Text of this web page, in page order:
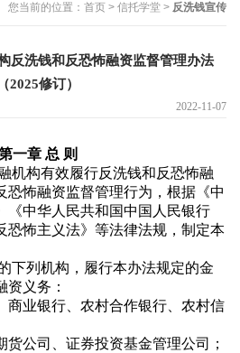
您当前的位置： 首页 > 信托学堂 > 反洗钱宣传
反洗钱和反恐怖融资监督管理办法
（2025修订）
2022-11-07
一章 总 则
机构有效履行反洗钱和反恐怖融
恐怖融资监督管理行为，根据《中
《中华人民共和国中国人民银行
恐怖主义法》等法律法规，制定本
下列机构，履行本办法规定的金
义务：
商业银行、农村合作银行、农村信
货公司、证券投资基金管理公司；